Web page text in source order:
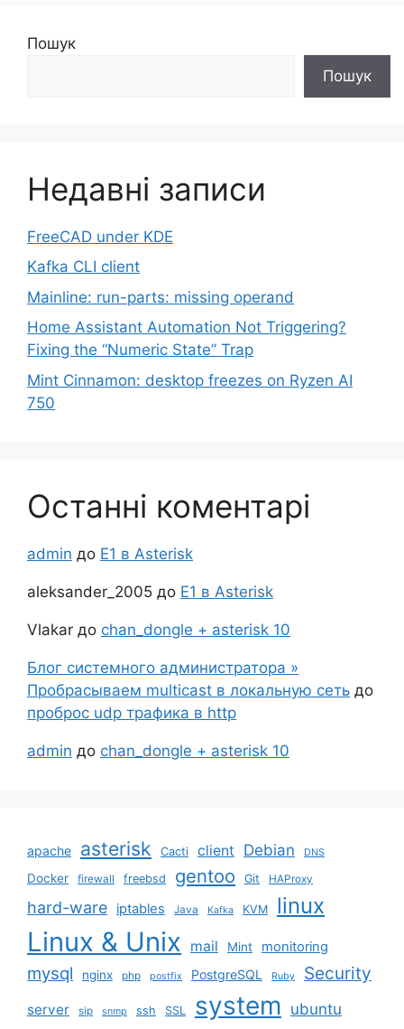
Пошук
Пошук
Недавні записи
FreeCAD under KDE
Kafka CLI client
Mainline: run-parts: missing operand
Home Assistant Automation Not Triggering?
Fixing the “Numeric State” Trap
Mint Cinnamon: desktop freezes on Ryzen AI
750
Останні коментарі
admin до Е1 в Asterisk
aleksander_2005 до Е1 в Asterisk
Vlakar до chan_dongle + asterisk 10
Блог системного администратора »
Пробрасываем multicast в локальную сеть до
проброс udp трафика в http
admin до chan_dongle + asterisk 10
apache asterisk Cacti client Debian DNS
Docker firewall freebsd gentoo Git HAProxy
hard-ware iptables Java Kafka KVM linux
Linux & Unix mail Mint monitoring
mysql nginx php postfix PostgreSQL Ruby Security
server sip snmp ssh SSL system ubuntu